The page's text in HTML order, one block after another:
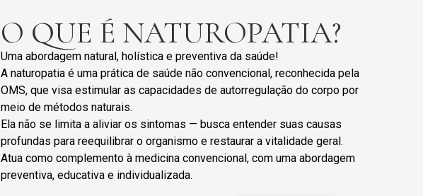
O QUE É NATUROPATIA?
Uma abordagem natural, holística e preventiva da saúde!
A naturopatia é uma prática de saúde não convencional, reconhecida pela
OMS, que visa estimular as capacidades de autorregulação do corpo por
meio de métodos naturais.
Ela não se limita a aliviar os sintomas — busca entender suas causas
profundas para reequilibrar o organismo e restaurar a vitalidade geral.
Atua como complemento à medicina convencional, com uma abordagem
preventiva, educativa e individualizada.